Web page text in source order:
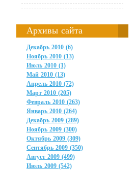
Архивы сайта
Декабрь 2010 (6)
Ноябрь 2010 (13)
Июль 2010 (1)
Май 2010 (13)
Апрель 2010 (72)
Март 2010 (205)
Февраль 2010 (263)
Январь 2010 (264)
Декабрь 2009 (289)
Ноябрь 2009 (300)
Октябрь 2009 (309)
Сентябрь 2009 (350)
Август 2009 (499)
Июль 2009 (542)